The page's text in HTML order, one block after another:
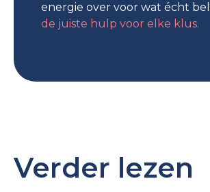
energie over voor wat écht
de juiste hulp voor elke klus.
Verder lezen